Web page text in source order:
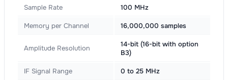
Sample Rate 100 MHz
Memory per Channel 16,000,000 samples
Amplitude Resolution
14-bit (16-bit with option
B3)
IF Signal Range 0 to 25 MHz